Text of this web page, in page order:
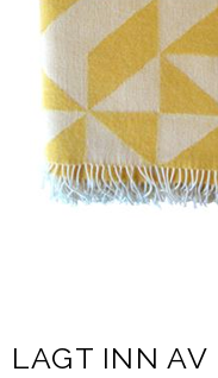
LAGT INN AV